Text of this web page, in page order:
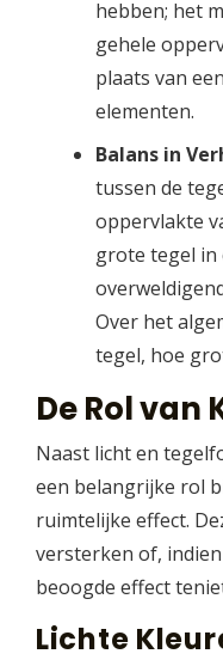
hebben; het
gehele
plaats van
elementen.
Balans in
tussen de
oppervlakte
grote tegel in
Over het
tegel, hoe
De Rol van
Naast licht en
een belangrijke rol
ruimtelijke effect.
versterken of,
beoogde effect
Lichte